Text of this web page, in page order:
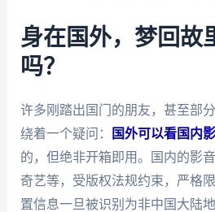
身在国外，梦回故
吗？
许多刚踏出国门的朋友，甚至部
绕着一个疑问：
国外可以看国内
的，但绝非开箱即用。国内的影
奇艺等，受版权法规约束，严格
置信息一旦被识别为非中国大陆